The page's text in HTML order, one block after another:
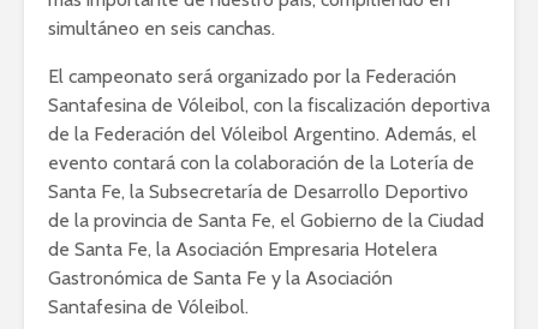
simultáneo en seis canchas.
El campeonato será organizado por la Federación
Santafesina de Vóleibol, con la fiscalización deportiva
de la Federación del Vóleibol Argentino. Además, el
evento contará con la colaboración de la Lotería de
Santa Fe, la Subsecretaría de Desarrollo Deportivo
de la provincia de Santa Fe, el Gobierno de la Ciudad
de Santa Fe, la Asociación Empresaria Hotelera
Gastronómica de Santa Fe y la Asociación
Santafesina de Vóleibol.